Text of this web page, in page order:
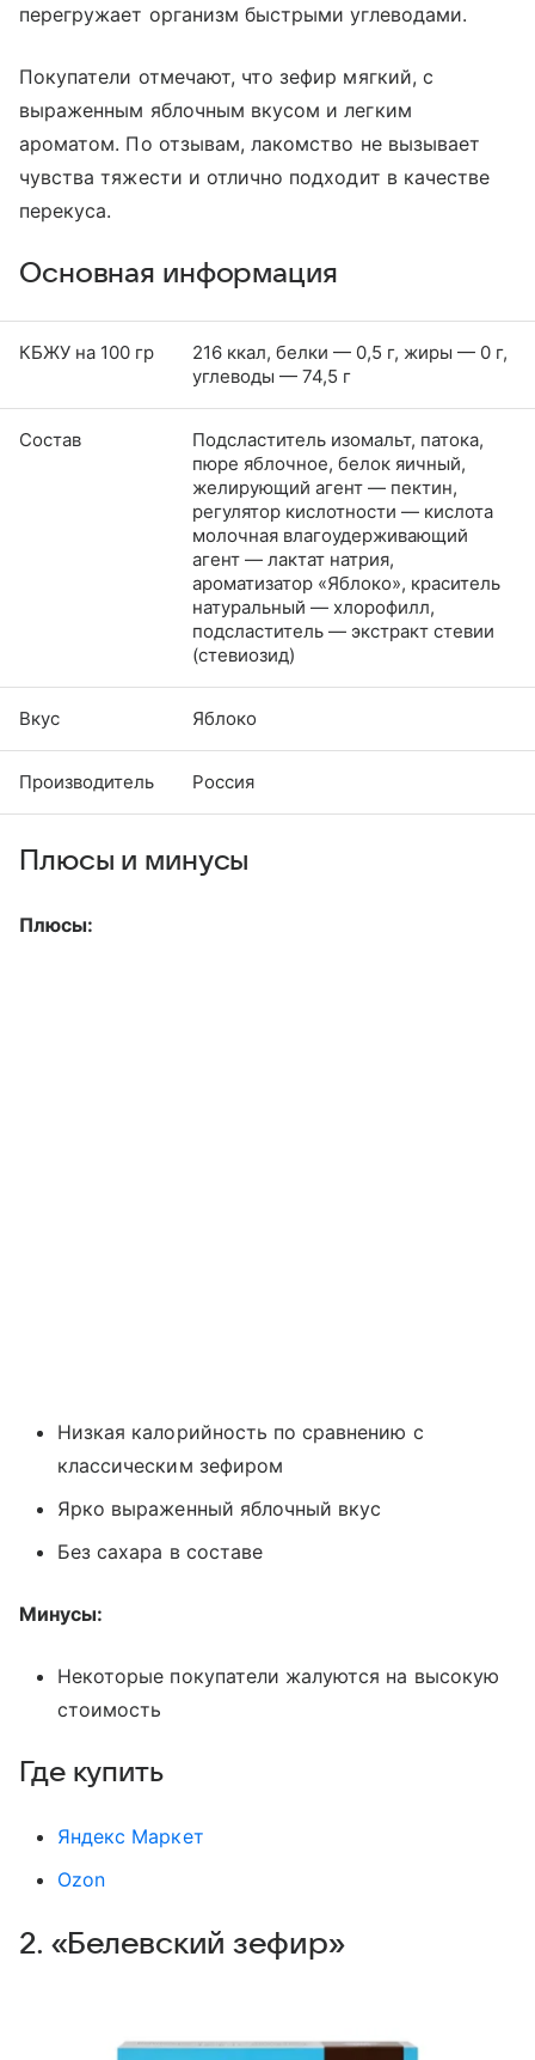
перегружает организм быстрыми углеводами.
Покупатели отмечают, что зефир мягкий, с
выраженным яблочным вкусом и легким
ароматом. По отзывам, лакомство не вызывает
чувства тяжести и отлично подходит в качестве
перекуса.
Основная информация
КБЖУ на 100 гр
216 ккал, белки — 0,5 г, жиры — 0 г,
углеводы — 74,5 г
Состав
Подсластитель изомальт, патока,
пюре яблочное, белок яичный,
желирующий агент — пектин,
регулятор кислотности — кислота
молочная влагоудерживающий
агент — лактат натрия,
ароматизатор «Яблоко», краситель
натуральный — хлорофилл,
подсластитель — экстракт стевии
(стевиозид)
Вкус Яблоко
Производитель Россия
Плюсы и минусы
Плюсы:
Низкая калорийность по сравнению с
классическим зефиром
Ярко выраженный яблочный вкус
Без сахара в составе
Минусы:
Некоторые покупатели жалуются на высокую
стоимость
Где купить
Яндекс Маркет
Ozon
2. «Белевский зефир»